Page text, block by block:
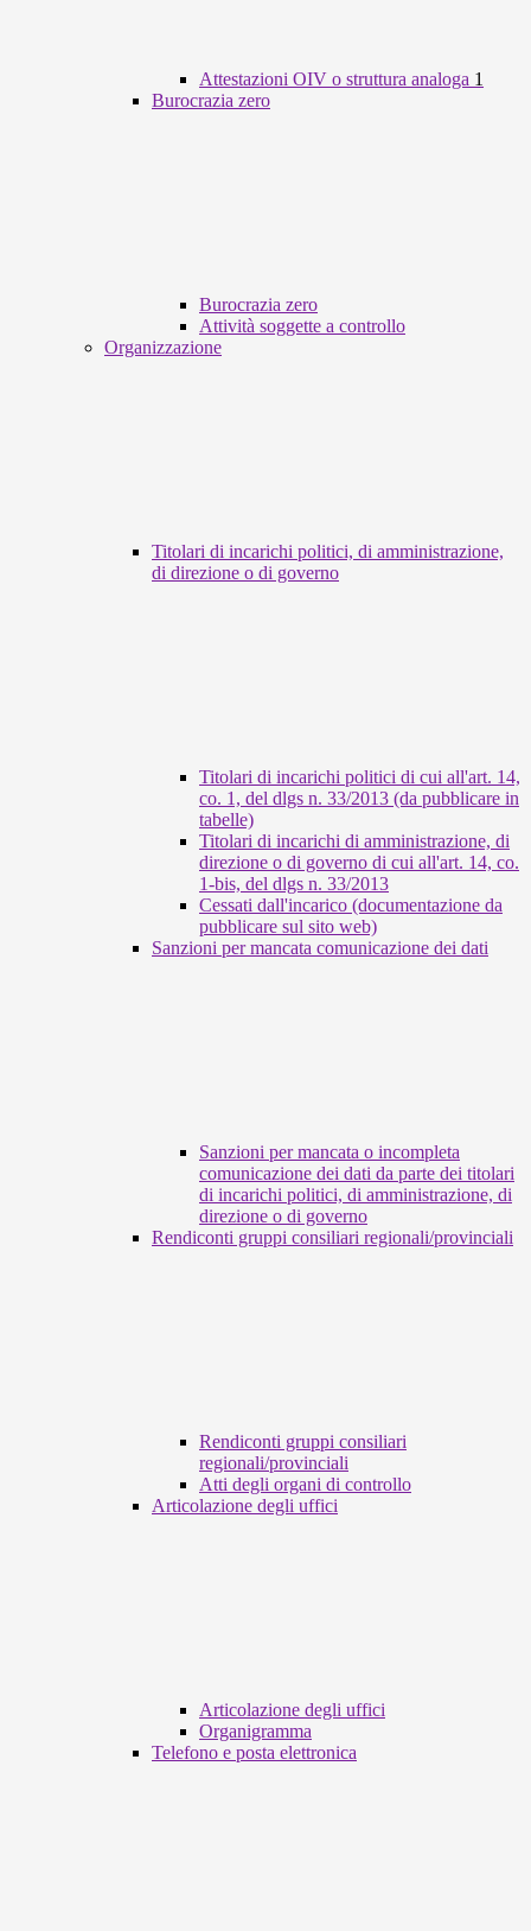
Attestazioni OIV o struttura analoga 1
Burocrazia zero
Burocrazia zero
Attività soggette a controllo
Organizzazione
Titolari di incarichi politici, di amministrazione,
di direzione o di governo
Titolari di incarichi politici di cui all'art. 14,
co. 1, del dlgs n. 33/2013 (da pubblicare in
tabelle)
Titolari di incarichi di amministrazione, di
direzione o di governo di cui all'art. 14, co.
1-bis, del dlgs n. 33/2013
Cessati dall'incarico (documentazione da
pubblicare sul sito web)
Sanzioni per mancata comunicazione dei dati
Sanzioni per mancata o incompleta
comunicazione dei dati da parte dei titolari
di incarichi politici, di amministrazione, di
direzione o di governo
Rendiconti gruppi consiliari regionali/provinciali
Rendiconti gruppi consiliari
regionali/provinciali
Atti degli organi di controllo
Articolazione degli uffici
Articolazione degli uffici
Organigramma
Telefono e posta elettronica